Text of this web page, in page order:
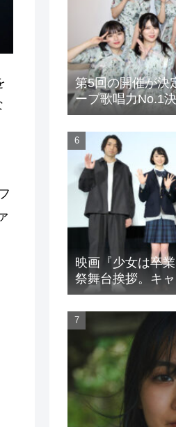
第5回の開催が決
ープ歌唱力No.1
LIVE』
映画『少女は卒
祭舞台挨拶。キ
場！